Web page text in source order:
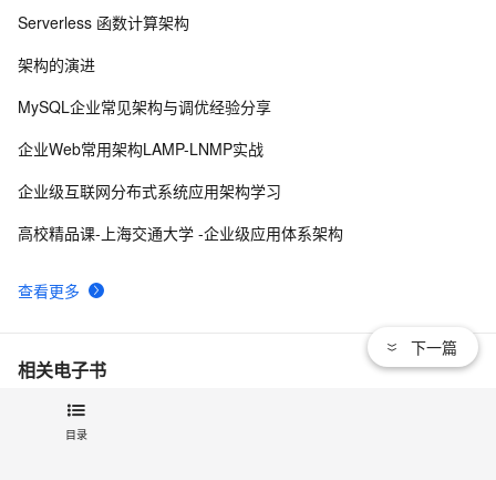
目录
8 SpringMVC项目中web.xml中的节点加载顺序问题
10CORS跨域资源共享(一)：模拟跨域请求以及结果分析，
查看更多
Serverless 函数计算架构
架构的演进
MySQL企业常见架构与调优经验分享
企业Web常用架构LAMP-LNMP实战
企业级互联网分布式系统应用架构学习
高校精品课-上海交通大学 -企业级应用体系架构
相关电子书
云栖大会：开源 PolarDB 架构演进、关键技术与社区建设
下一篇